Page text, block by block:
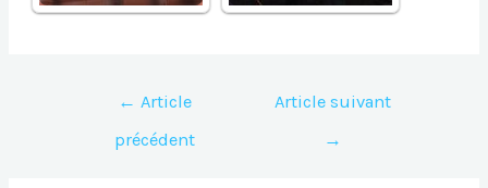
l’article
← Article
précédent
Article suivant
→